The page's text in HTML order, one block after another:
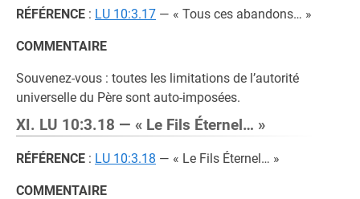
RÉFÉRENCE : LU 10:3.17 — « Tous ces abandons… »
COMMENTAIRE
Souvenez-vous : toutes les limitations de l’autorité
universelle du Père sont auto-imposées.
XI. LU 10:3.18 — « Le Fils Éternel… »
RÉFÉRENCE : LU 10:3.18 — « Le Fils Éternel… »
COMMENTAIRE